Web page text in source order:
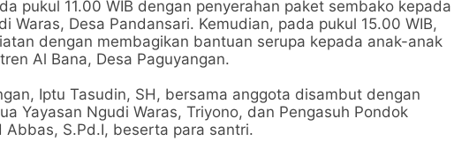
pukul 11.00 WIB dengan penyerahan paket sembako kepada
Waras, Desa Pandansari. Kemudian, pada pukul 15.00 WIB,
dengan membagikan bantuan serupa kepada anak-anak
Al Bana, Desa Paguyangan.
Iptu Tasudin, SH, bersama anggota disambut dengan
Yayasan Ngudi Waras, Triyono, dan Pengasuh Pondok
Abbas, S.Pd.I, beserta para santri.